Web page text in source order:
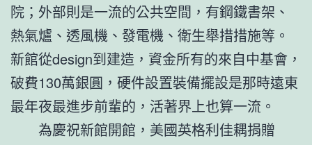
院；外部則是一流的公共空間，有鋼鐵書架、
熱氣爐、透風機、發電機、衛生舉措措施等。
新館從design到建造，資金所有的來自中基會，
破費130萬銀圓，硬件設置裝備擺設是那時遠東
最年夜最進步前輩的，活著界上也算一流。
為慶祝新館開館，美國英格利佳耦捐贈